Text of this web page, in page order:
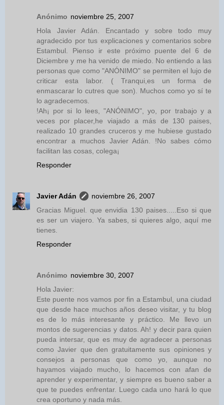
Anónimo noviembre 25, 2007
Hola Javier Adán. Encantado y sobre todo muy
agradecido por tus explicaciones y comentarios sobre
Estambul. Pienso ir este próximo puente del 6 de
Diciembre y me ha venido de miedo. No entiendo a las
personas que como "ANÓNIMO" se permiten el lujo de
criticar esta labor. ( Tranqui,es un forma de
enmascarar lo cutres que son). Muchos como yo sí te
lo agradecemos.
!Ah¡ por si lo lees, "ANÓNIMO", yo, por trabajo y a
veces por placer,he viajado a más de 130 paises,
realizado 10 grandes cruceros y me hubiese gustado
encontrar a muchos Javier Adán. !No sabes cómo
facilitan las cosas, colega¡
Responder
Javier Adán
noviembre 26, 2007
Gracias Miguel. que envidia 130 paises.....Eso si que
es ser un viajero. Ya sabes, si quieres algo, aquí me
tienes.
Responder
Anónimo noviembre 30, 2007
Hola Javier:
Este puente nos vamos por fin a Estambul, una ciudad
que desde hace muchos años deseo visitar, y tu blog
es de lo más interesante y práctico. Me llevo un
montos de sugerencias y datos. Ah! y decir para quien
pueda intersar, que es muy de agradecer a personas
como Javier que den gratuitamente sus opiniones y
consejos a personas que como yo, aunque no
hayamos viajado mucho, lo hacemos con afan de
aprender y experimentar, y siempre es bueno saber a
que te puedes enfrentar. Luego cada uno hará lo que
crea oportuno y nada más.